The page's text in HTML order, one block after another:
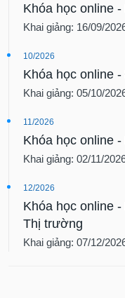
Khóa học online
Khai giảng: 16/09/
10/2026
Khóa học online
Khai giảng: 05/10/
11/2026
Khóa học online
Khai giảng: 02/11/
12/2026
Khóa học online
Thị trường
Khai giảng: 07/12/